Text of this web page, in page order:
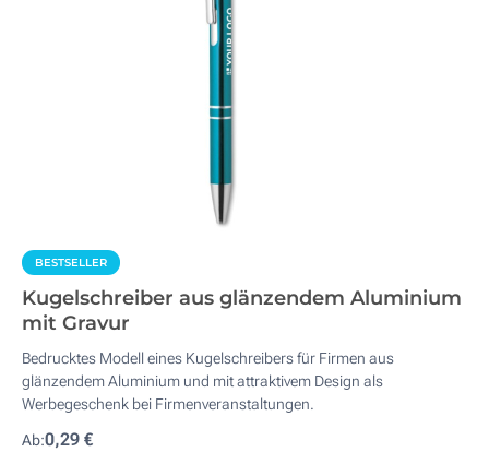
BESTSELLER
Kugelschreiber aus glänzendem Aluminium
mit Gravur
Bedrucktes Modell eines Kugelschreibers für Firmen aus
glänzendem Aluminium und mit attraktivem Design als
Werbegeschenk bei Firmenveranstaltungen.
Ab:0,29 €